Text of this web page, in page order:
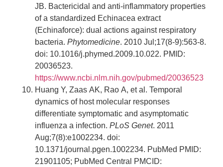
JB. Bactericidal and anti-inflammatory properties
of a standardized Echinacea extract
(Echinaforce): dual actions against respiratory
bacteria. Phytomedicine. 2010 Jul;17(8-9):563-8.
doi: 10.1016/j.phymed.2009.10.022. PMID:
20036523.
https://www.ncbi.nlm.nih.gov/pubmed/20036523
Huang Y, Zaas AK, Rao A, et al. Temporal
dynamics of host molecular responses
differentiate symptomatic and asymptomatic
influenza a infection. PLoS Genet. 2011
Aug;7(8):e1002234. doi:
10.1371/journal.pgen.1002234. PubMed PMID:
21901105; PubMed Central PMCID: